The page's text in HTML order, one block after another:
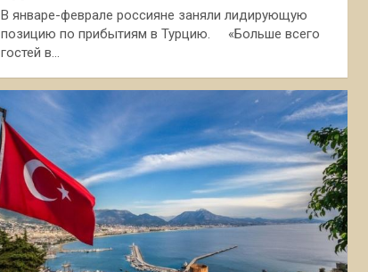
В январе-феврале россияне заняли лидирующую
позицию по прибытиям в Турцию. «Больше всего
гостей в…